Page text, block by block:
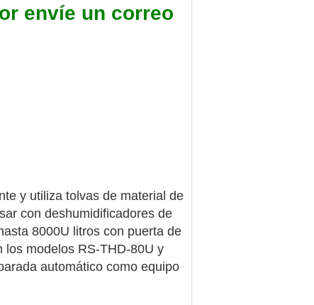
envíe un correo
y utiliza tolvas de material de
con deshumidificadores de
8000U litros con puerta de
los modelos RS-THD-80U y
automático como equipo